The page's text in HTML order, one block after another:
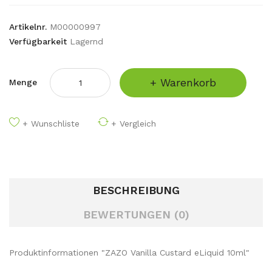
Artikelnr. M00000997
Verfügbarkeit Lagernd
Menge + Warenkorb
+ Wunschliste + Vergleich
BESCHREIBUNG
BEWERTUNGEN (0)
Produktinformationen "ZAZO Vanilla Custard eLiquid 10ml"